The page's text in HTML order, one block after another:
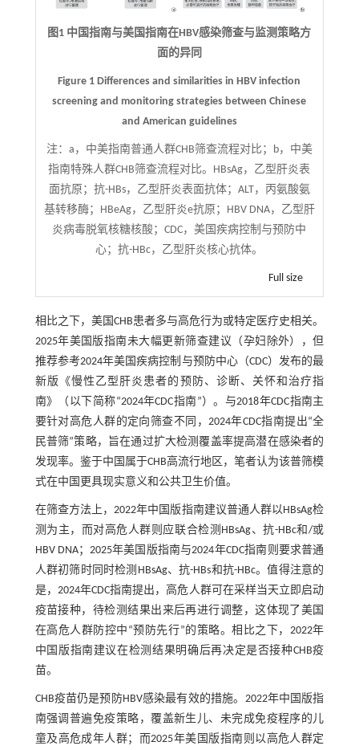
图1 中国指南与美国指南在HBV感染筛查与监测策略方
面的异同
Figure 1 Differences and similarities in HBV infection
screening and monitoring strategies between Chinese
and American guidelines
注： a，中美指南普通人群CHB筛查流程对比；b，中美
指南特殊人群CHB筛查流程对比。HBsAg，乙型肝炎表
面抗原；抗-HBs，乙型肝炎表面抗体；ALT，丙氨酸氨
基转移酶；HBeAg，乙型肝炎e抗原；HBV DNA，乙型肝
炎病毒脱氧核糖核酸；CDC，美国疾病控制与预防中
心；抗-HBc，乙型肝炎核心抗体。
Full size
相比之下，美国CHB患者多与高危行为或特定医疗史相关。
2025年美国版指南未大幅更新筛查建议（孕妇除外），但
推荐参考2024年美国疾病控制与预防中心（CDC）发布的最
新版《慢性乙型肝炎患者的预防、诊断、关怀和治疗指
南》（以下简称“2024年CDC指南”）。与2018年CDC指南主
要针对高危人群的定向筛查不同，2024年CDC指南提出“全
民普筛”策略，旨在通过扩大检测覆盖率提高潜在感染者的
发现率。鉴于中国属于CHB高流行地区，笔者认为该普筛模
式在中国更具现实意义和公共卫生价值。
在筛查方法上，2022年中国版指南建议普通人群以HBsAg检
测为主，而对高危人群则应联合检测HBsAg、抗-HBc和/或
HBV DNA；2025年美国版指南与2024年CDC指南则要求普通
人群初筛时同时检测HBsAg、抗-HBs和抗-HBc。值得注意的
是，2024年CDC指南提出，高危人群可在采样当天立即启动
疫苗接种，待检测结果出来后再进行调整，这体现了美国
在高危人群防控中“预防先行”的策略。相比之下，2022年
中国版指南建议在检测结果明确后再决定是否接种CHB疫
苗。
CHB疫苗仍是预防HBV感染最有效的措施。2022年中国版指
南强调普遍免疫策略，覆盖新生儿、未完成免疫程序的儿
童及高危成年人群；而2025年美国版指南则以高危人群定